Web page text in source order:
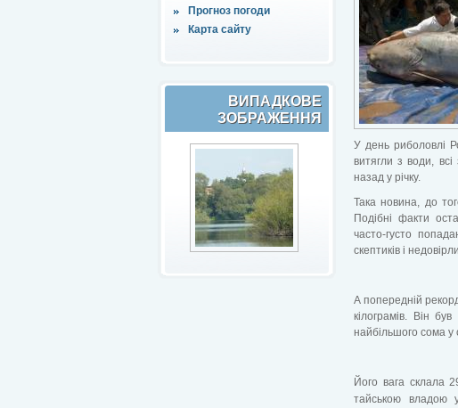
Прогноз погоди
Карта сайту
ВИПАДКОВЕ
ЗОБРАЖЕННЯ
У день риболовлі
витягли з води,
назад у річку.
Така новина, до
Подібні факти
часто-густо
скептиків і
А попередній
кілограмів. Він
найбільшого сома у
Його вага склала
тайською владою